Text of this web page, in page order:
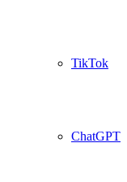
TikTok
ChatGPT